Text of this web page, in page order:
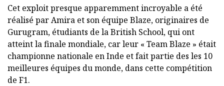
Cet exploit presque apparemment incroyable a été
réalisé par Amira et son équipe Blaze, originaires de
Gurugram, étudiants de la British School, qui ont
atteint la finale mondiale, car leur « Team Blaze » était
championne nationale en Inde et fait partie des les 10
meilleures équipes du monde, dans cette compétition
de F1.